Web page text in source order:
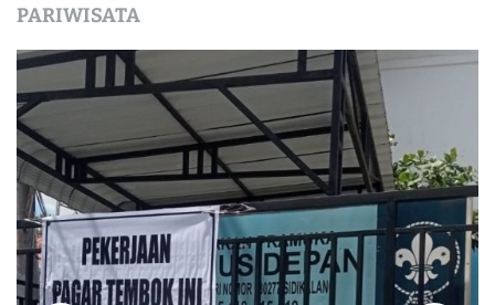
PARIWISATA